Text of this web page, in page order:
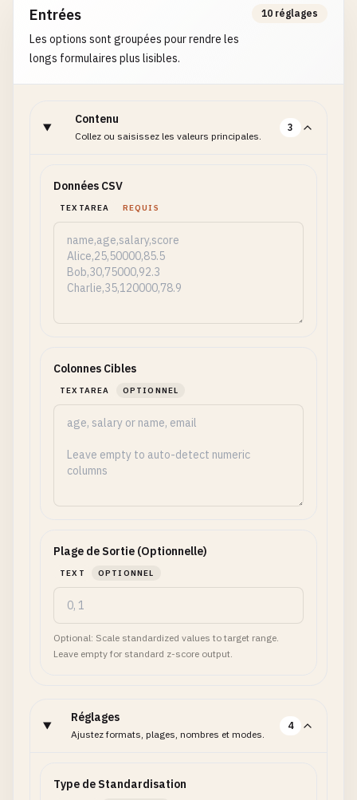
Entrées
Les options sont groupées pour rendre les
longs formulaires plus lisibles.
10 réglages
Contenu
Collez ou saisissez les valeurs principales.
3
Données CSV
TEXTAREA REQUIS
Colonnes Cibles
TEXTAREA OPTIONNEL
Plage de Sortie (Optionnelle)
TEXT OPTIONNEL
Optional: Scale standardized values to target range.
Leave empty for standard z-score output.
Réglages
Ajustez formats, plages, nombres et modes.
4
Type de Standardisation